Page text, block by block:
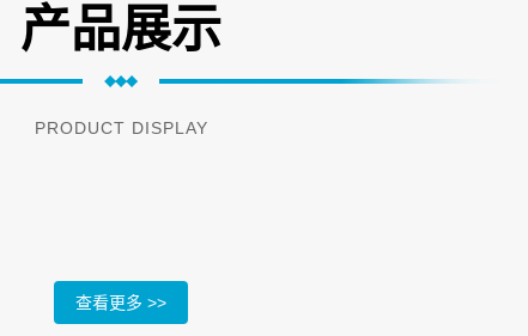
产品展示
PRODUCT DISPLAY
查看更多 >>